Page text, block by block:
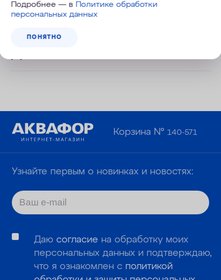
Увеличенный ресурс
Подробнее — в Политике обработки
персональных данных
ПОНЯТНО
Корзина №140-571
Узнайте первым о новинках и новостях:
Даю согласие на обработку моих
персональных данных и подтверждаю,
что я ознакомлен с политикой